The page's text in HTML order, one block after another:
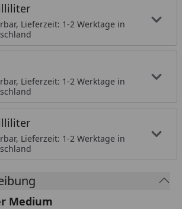
Lieferzeit: 1-2 Werktage in
Lieferzeit: 1-2 Werktage in
Lieferzeit: 1-2 Werktage in
Medium